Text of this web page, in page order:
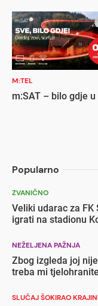
M:TEL
m:SAT – bilo gdje u
Popularno
ZVANIČNO
Veliki udarac za FK
igrati na stadionu
NEŽELJENA PAŽNJA
Zbog izgleda joj
treba mi
SLUČAJ ŠOKIRAO